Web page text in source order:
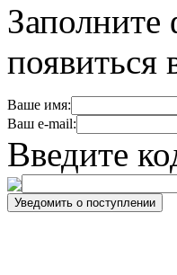
появиться
Ваше имя:
Ваш e-mail:
Введите